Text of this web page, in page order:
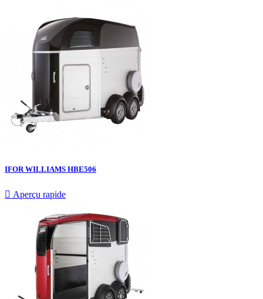
IFOR WILLIAMS HBE506
 Aperçu rapide